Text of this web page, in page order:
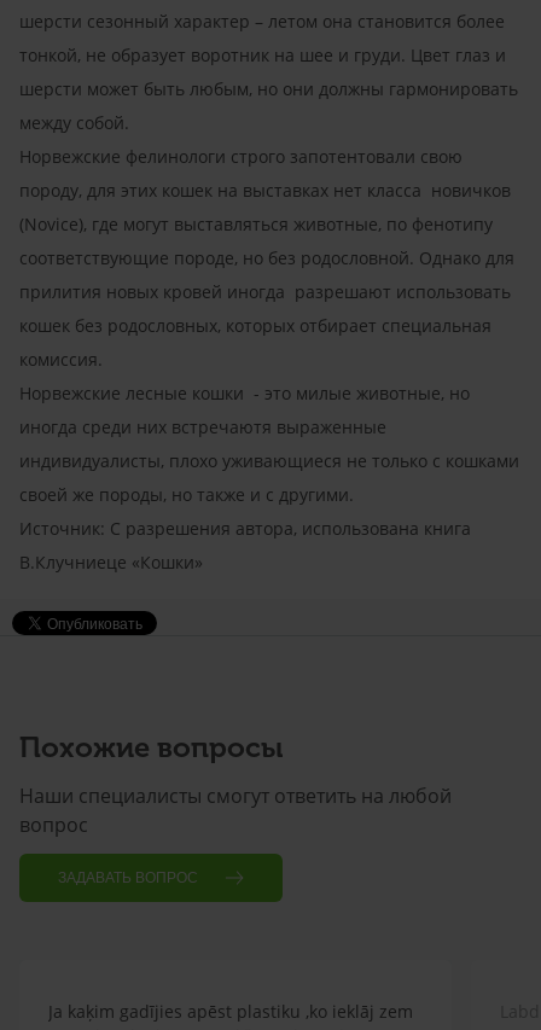
шерсти сезонный характер – летом она становится более
тонкой, не образует воротник на шее и груди. Цвет глаз и
шерсти может быть любым, но они должны гармонировать
между собой.
Норвежские фелинологи строго запотентовали свою
породу, для этих кошек на выставках нет класса новичков
(Novice), где могут выставляться животные, по фенотипу
соответствующие породе, но без родословной. Однако для
прилития новых кровей иногда разрешают использовать
кошек без родословных, которых отбирает специальная
комиссия.
Норвежские лесные кошки - это милые животные, но
иногда среди них встречаютя выраженные
индивидуалисты, плохо уживающиеся не только с кошками
своей же породы, но также и с другими.
Источник: С разрешения автора, использована книга
В.Клучниеце «Кошки»
Похожие вопросы
Наши специалисты смогут ответить на любой
вопрос
ЗАДАВАТЬ ВОПРОС
Ja kaķim gadījies apēst plastiku ,ko ieklāj zem